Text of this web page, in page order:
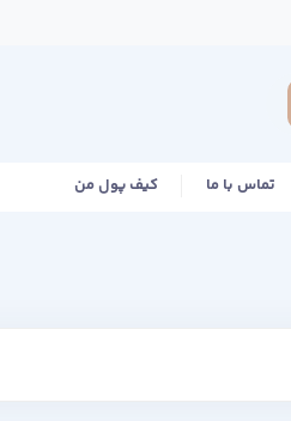
تماس با ما کیف پول من